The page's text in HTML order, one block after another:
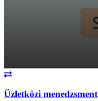
Üzletközi menedzsment